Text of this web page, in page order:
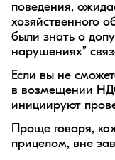
поведения,
хозяйственного
были знать о
нарушениях”
Если вы не
в возмещении
инициируют
Проще говоря,
прицелом, вне